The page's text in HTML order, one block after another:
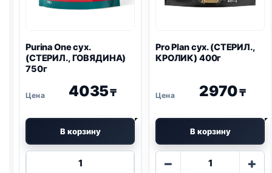
Purina Oneсух.
(СТЕРИЛ., ГОВЯДИНА)
750г
4035₸
В корзину
Количество
Pro Planсух. (СТЕРИЛ.,
КРОЛИК) 400г
2970₸
В корзину
−
Количество
+